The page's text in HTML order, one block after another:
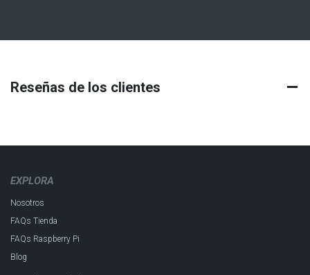
Reseñas de los clientes
EXPLORA
Nosotros
FAQs Tienda
FAQs Raspberry Pi
Blog